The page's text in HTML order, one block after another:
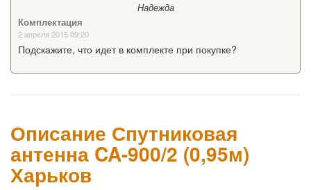
Надежда
Комплектация
2 апреля 2015 09:20
Подскажите, что идет в комплекте при покупке?
Описание Спутниковая
антенна CA-900/2 (0,95м)
Харьков